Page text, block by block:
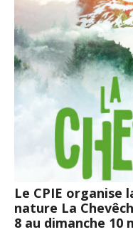
Le CPIE organise
nature La
8 au dimanche 10